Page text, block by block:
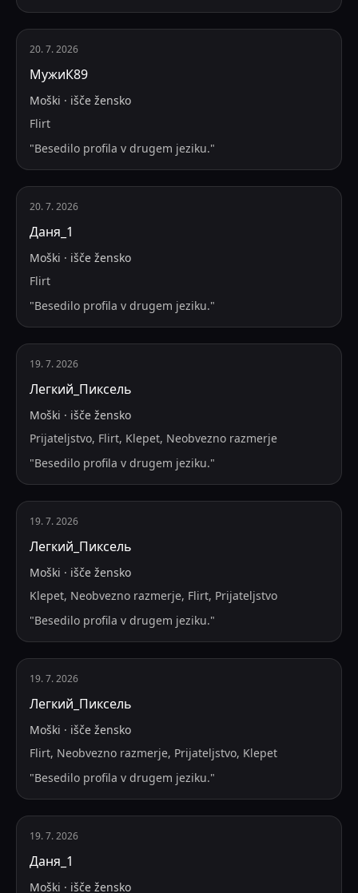
20. 7. 2026
МужиК89
Moški · išče žensko
Flirt
"Besedilo profila v drugem jeziku."
20. 7. 2026
Даня_1
Moški · išče žensko
Flirt
"Besedilo profila v drugem jeziku."
19. 7. 2026
Легкий_Пиксель
Moški · išče žensko
Prijateljstvo, Flirt, Klepet, Neobvezno razmerje
"Besedilo profila v drugem jeziku."
19. 7. 2026
Легкий_Пиксель
Moški · išče žensko
Klepet, Neobvezno razmerje, Flirt, Prijateljstvo
"Besedilo profila v drugem jeziku."
19. 7. 2026
Легкий_Пиксель
Moški · išče žensko
Flirt, Neobvezno razmerje, Prijateljstvo, Klepet
"Besedilo profila v drugem jeziku."
19. 7. 2026
Даня_1
Moški · išče žensko